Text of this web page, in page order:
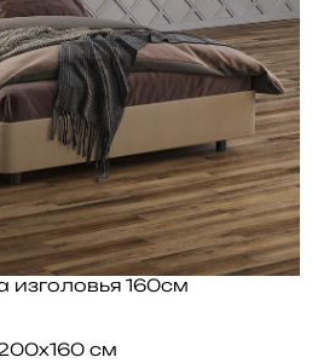
изголовья 160см
см